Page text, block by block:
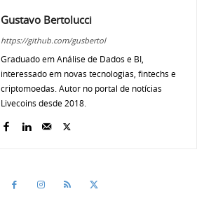
Gustavo Bertolucci
https://github.com/gusbertol
Graduado em Análise de Dados e BI,
interessado em novas tecnologias, fintechs e
criptomoedas. Autor no portal de notícias
Livecoins desde 2018.